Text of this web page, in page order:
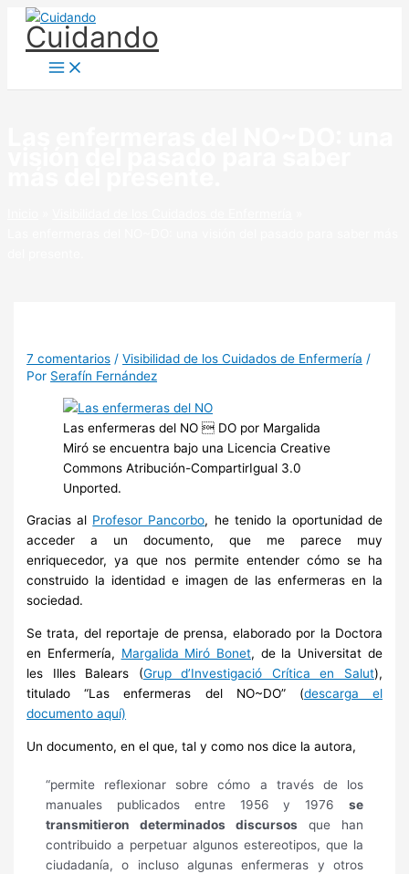
contenido
Cuidando
7 comentarios /Visibilidad de los Cuidados de Enfermería /
Por Serafín Fernández
Las enfermeras del NO  DO por Margalida
Miró se encuentra bajo una Licencia Creative
Commons Atribución-CompartirIgual 3.0
Unported.
Gracias al Profesor Pancorbo, he tenido la oportunidad de
acceder a un documento, que me parece muy
enriquecedor, ya que nos permite entender cómo se ha
construido la identidad e imagen de las enfermeras en la
sociedad.
Se trata, del reportaje de prensa, elaborado por la Doctora
en Enfermería, Margalida Miró Bonet, de la Universitat de
les Illes Balears (Grup d’Investigació Crítica en Salut),
titulado “Las enfermeras del NO~DO” (descarga el
documento aquí)
Un documento, en el que, tal y como nos dice la autora,
“permite reflexionar sobre cómo a través de los
manuales publicados entre 1956 y 1976se
transmitieron determinados discursos que han
contribuido a perpetuar algunos estereotipos, que la
ciudadanía, o incluso algunas enfermeras y otros